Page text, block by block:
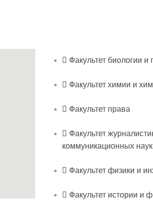
Факультет биологии
Факультет химии и
Факультет права
Факультет
коммуникационных наук
Факультет физики и
Факультет истории и